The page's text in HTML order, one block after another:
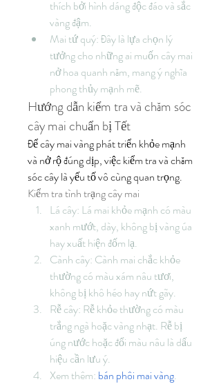
thích bởi hình dáng độc đáo và sắc
vàng đậm.
Mai tứ quý: Đây là lựa chọn lý
tưởng cho những ai muốn cây mai
nở hoa quanh năm, mang ý nghĩa
phong thủy mạnh mẽ.
Hướng dẫn kiểm tra và chăm sóc
cây mai chuẩn bị Tết
Để cây mai vàng phát triển khỏe mạnh
và nở rộ đúng dịp, việc kiểm tra và chăm
sóc cây là yếu tố vô cùng quan trọng.
Kiểm tra tình trạng cây mai
Lá cây: Lá mai khỏe mạnh có màu
xanh mướt, dày, không bị vàng úa
hay xuất hiện đốm lạ.
Cành cây: Cành mai chắc khỏe
thường có màu xám nâu tươi,
không bị khô héo hay nứt gãy.
Rễ cây: Rễ khỏe thường có màu
trắng ngà hoặc vàng nhạt. Rễ bị
úng nước hoặc đổi màu nâu là dấu
hiệu cần lưu ý.
Xem thêm: bán phôi mai vàng.